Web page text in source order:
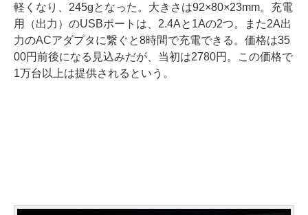
軽くなり、245gとなった。大きさは92×80×23mm。充電
用（出力）のUSBポートは、2.4Aと1Aの2つ。また2A出
力のACアダプタに繋ぐと8時間で充電できる。価格は35
00円前後になる見込みだが、当初は2780円。この価格で
1万台以上は提供されるという。